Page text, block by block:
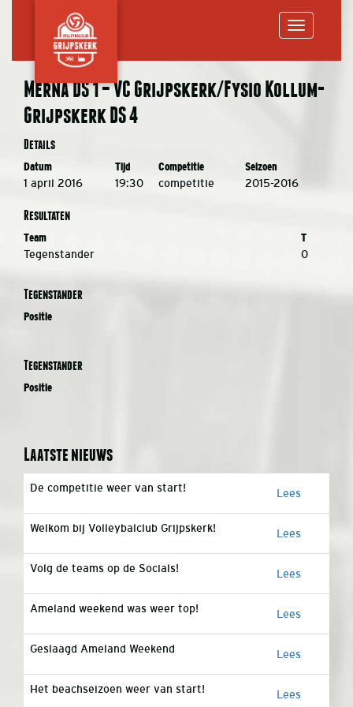
Merna DS 1 – VC Grijpskerk/Fysio Kollum-
Grijpskerk DS 4
Details
Datum Tijd Competitie Seizoen
1 april 2016 19:30 competitie 2015-2016
Resultaten
Team T
Tegenstander 0
Tegenstander
Positie
Tegenstander
Positie
Laatste nieuws
De competitie weer van start! Lees
Welkom bij Volleybalclub Grijpskerk! Lees
Volg de teams op de Socials! Lees
Ameland weekend was weer top! Lees
Geslaagd Ameland Weekend Lees
Het beachseizoen weer van start! Lees